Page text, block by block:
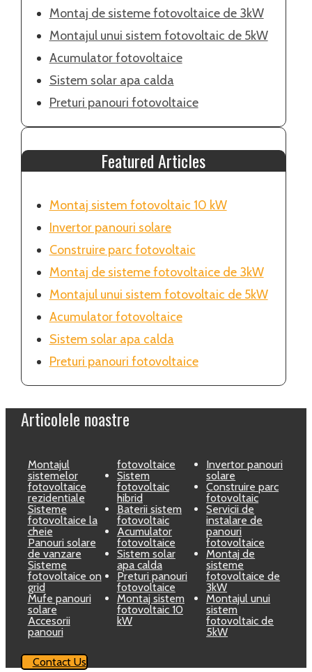
Montaj de sisteme fotovoltaice de 3kW
Montajul unui sistem fotovoltaic de 5kW
Acumulator fotovoltaice
Sistem solar apa calda
Preturi panouri fotovoltaice
Featured Articles
Montaj sistem fotovoltaic 10 kW
Invertor panouri solare
Construire parc fotovoltaic
Montaj de sisteme fotovoltaice de 3kW
Montajul unui sistem fotovoltaic de 5kW
Acumulator fotovoltaice
Sistem solar apa calda
Preturi panouri fotovoltaice
Articolele noastre
Montajul
sistemelor
fotovoltaice
rezidentiale
Sisteme
fotovoltaice la
cheie
Panouri solare
de vanzare
Sisteme
fotovoltaice on
grid
Mufe panouri
solare
Accesorii
panouri
fotovoltaice
Sistem
fotovoltaic
hibrid
Baterii sistem
fotovoltaic
Acumulator
fotovoltaice
Sistem solar
apa calda
Preturi panouri
fotovoltaice
Montaj sistem
fotovoltaic 10
kW
Invertor panouri
solare
Construire parc
fotovoltaic
Servicii de
instalare de
panouri
fotovoltaice
Montaj de
sisteme
fotovoltaice de
3kW
Montajul unui
sistem
fotovoltaic de
5kW
Contact Us